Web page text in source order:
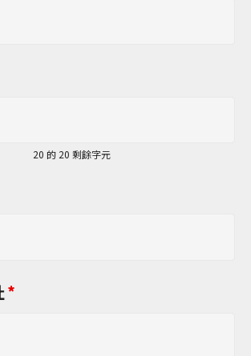
20 的 20 剩餘字元
*